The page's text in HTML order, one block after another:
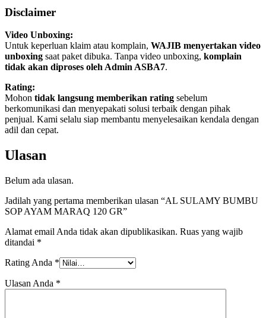
Disclaimer
Video Unboxing:
Untuk keperluan klaim atau komplain, WAJIB menyertakan video
unboxing saat paket dibuka. Tanpa video unboxing, komplain
tidak akan diproses oleh Admin ASBA7.
Rating:
Mohon tidak langsung memberikan rating sebelum
berkomunikasi dan menyepakati solusi terbaik dengan pihak
penjual. Kami selalu siap membantu menyelesaikan kendala dengan
adil dan cepat.
Ulasan
Belum ada ulasan.
Jadilah yang pertama memberikan ulasan “AL SULAMY BUMBU
SOP AYAM MARAQ 120 GR”
Alamat email Anda tidak akan dipublikasikan. Ruas yang wajib
ditandai *
Rating Anda *
Ulasan Anda *